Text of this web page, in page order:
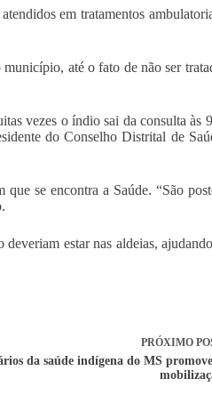
em tratamentos
até o fato de não ser
vezes o índio sai da consulta às
do Conselho Distrital de
se encontra a Saúde. “São
deveriam estar nas aldeias,
PRÓXIMO
da saúde indígena do MS